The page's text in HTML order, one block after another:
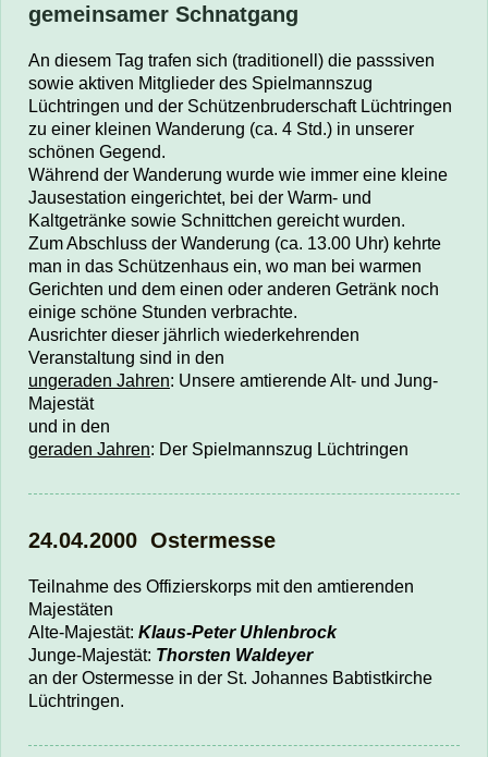
gemeinsamer Schnatgang
An diesem Tag trafen sich (traditionell) die passsiven
sowie aktiven Mitglieder des Spielmannszug
Lüchtringen und der Schützenbruderschaft Lüchtringen
zu einer kleinen Wanderung (ca. 4 Std.) in unserer
schönen Gegend.
Während der Wanderung wurde wie immer eine kleine
Jausestation eingerichtet, bei der Warm- und
Kaltgetränke sowie Schnittchen gereicht wurden.
Zum Abschluss der Wanderung (ca. 13.00 Uhr) kehrte
man in das Schützenhaus ein, wo man bei warmen
Gerichten und dem einen oder anderen Getränk noch
einige schöne Stunden verbrachte.
Ausrichter dieser jährlich wiederkehrenden
Veranstaltung sind in den
ungeraden Jahren: Unsere amtierende Alt- und Jung-
Majestät
und in den
geraden Jahren: Der Spielmannszug Lüchtringen
24.04.2000 Ostermesse
Teilnahme des Offizierskorps mit den amtierenden
Majestäten
Alte-Majestät: Klaus-Peter Uhlenbrock
Junge-Majestät: Thorsten Waldeyer
an der Ostermesse in der St. Johannes Babtistkirche
Lüchtringen.